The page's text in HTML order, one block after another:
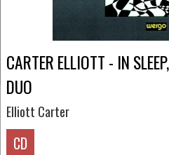
CARTER ELLIOTT - IN
DUO
Elliott Carter
CD